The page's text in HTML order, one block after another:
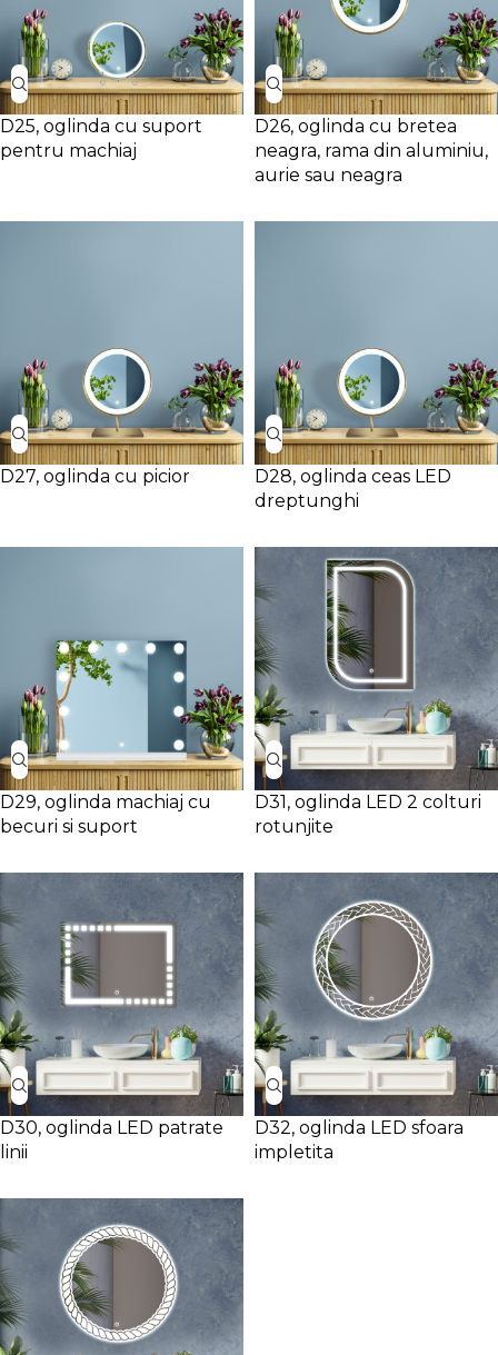
D25, oglinda cu suport
pentru machiaj
D26, oglinda cu bretea
neagra, rama din aluminiu,
aurie sau neagra
D27, oglinda cu picior
D28, oglinda ceas LED
dreptunghi
D29, oglinda machiaj cu
becuri si suport
D31, oglinda LED 2 colturi
rotunjite
D30, oglinda LED patrate
linii
D32, oglinda LED sfoara
impletita